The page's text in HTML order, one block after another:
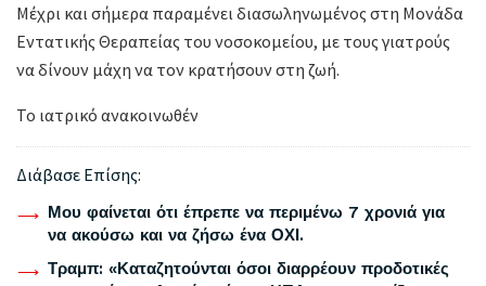
Μέχρι και σήμερα παραμένει διασωληνωμένος στη Μονάδα
Εντατικής Θεραπείας του νοσοκομείου, με τους γιατρούς
να δίνουν μάχη να τον κρατήσουν στη ζωή.
Το ιατρικό ανακοινωθέν
Διάβασε Επίσης:
Μου φαίνεται ότι έπρεπε να περιμένω 7 χρονιά για
να ακούσω και να ζήσω ένα ΟΧΙ.
Τραμπ: «Καταζητούνται όσοι διαρρέουν προδοτικές